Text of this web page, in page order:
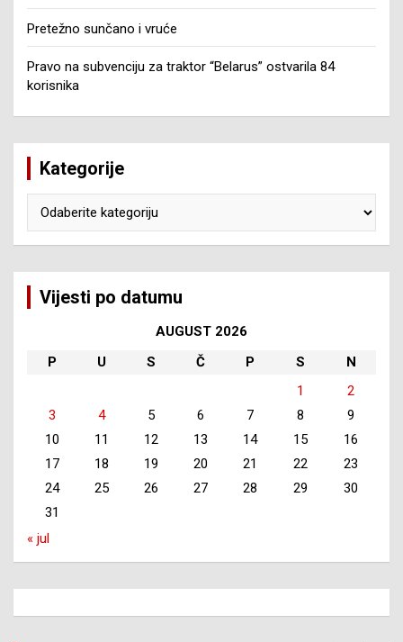
Pretežno sunčano i vruće
Pravo na subvenciju za traktor “Belarus” ostvarila 84
korisnika
Kategorije
Vijesti po datumu
AUGUST 2026
P
U S Č P S
N
1
2
3
4 5 6 7 8
9
10
11 12 13 14 15
16
17
18 19 20 21 22
23
24
25 26 27 28 29
30
31
« jul